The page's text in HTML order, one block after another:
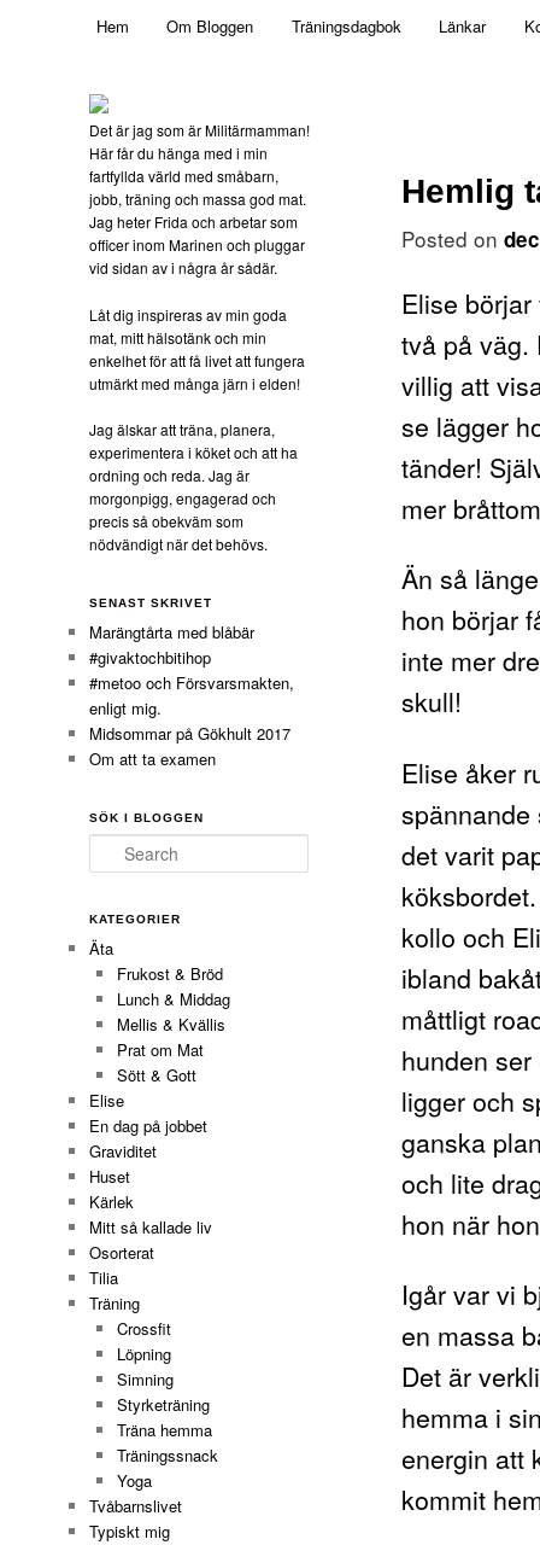
Militärmamman
Skip to primary content
Hem Om Bloggen Träningsdagbok Länkar
Hemlig
Posted on
Elise
två på väg.
villig att
se lägger
tänder!
mer
Än så
hon börjar
inte mer
skull!
Elise åker
spännande
det varit
kollo och
ibland
måttligt
hunden
ligger och
ganska
och lite
hon när
Igår var vi
en massa
Det är
hemma i
energin att
kommit
Det är jag som är Militärmamman!
Här får du hänga med i min
fartfyllda värld med småbarn,
jobb, träning och massa god mat.
Jag heter Frida och arbetar som
officer inom Marinen och pluggar
vid sidan av i några år sådär.
Låt dig inspireras av min goda
mat, mitt hälsotänk och min
enkelhet för att få livet att fungera
utmärkt med många järn i elden!
Jag älskar att träna, planera,
experimentera i köket och att ha
ordning och reda. Jag är
morgonpigg, engagerad och
precis så obekväm som
nödvändigt när det behövs.
SENAST SKRIVET
Marängtårta med blåbär
#givaktochbitihop
#metoo och Försvarsmakten,
enligt mig.
Midsommar på Gökhult 2017
Om att ta examen
SÖK I BLOGGEN
Search
KATEGORIER
Äta
Frukost & Bröd
Lunch & Middag
Mellis & Kvällis
Prat om Mat
Sött & Gott
Elise
En dag på jobbet
Graviditet
Huset
Kärlek
Mitt så kallade liv
Osorterat
Tilia
Träning
Crossfit
Löpning
Simning
Styrketräning
Träna hemma
Träningssnack
Yoga
Tvåbarnslivet
Typiskt mig